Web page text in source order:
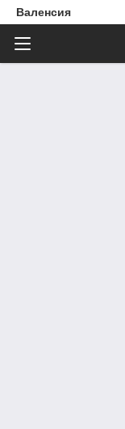
Валенсия